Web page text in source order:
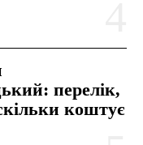
перелік,
коштує